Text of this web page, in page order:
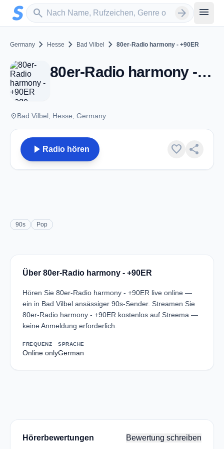
Zum Hauptinhalt springen
search
Sender suchen arrow_forward menu
Germany chevron_right Hesse chevron_right Bad Vilbel chevron_right 80er-Radio harmony - +90ER
80er-Radio harmony - +90ER - Bad Vilbel
placeBad Vilbel, Hesse, Germany
play_arrow Radio hören favorite share
90s Pop
Über 80er-Radio harmony - +90ER
Hören Sie 80er-Radio harmony - +90ER live online —
ein in Bad Vilbel ansässiger 90s-Sender. Streamen Sie
80er-Radio harmony - +90ER kostenlos auf Streema —
keine Anmeldung erforderlich.
FREQUENZ
Online only
SPRACHE
German
Hörerbewertungen Bewertung schreiben